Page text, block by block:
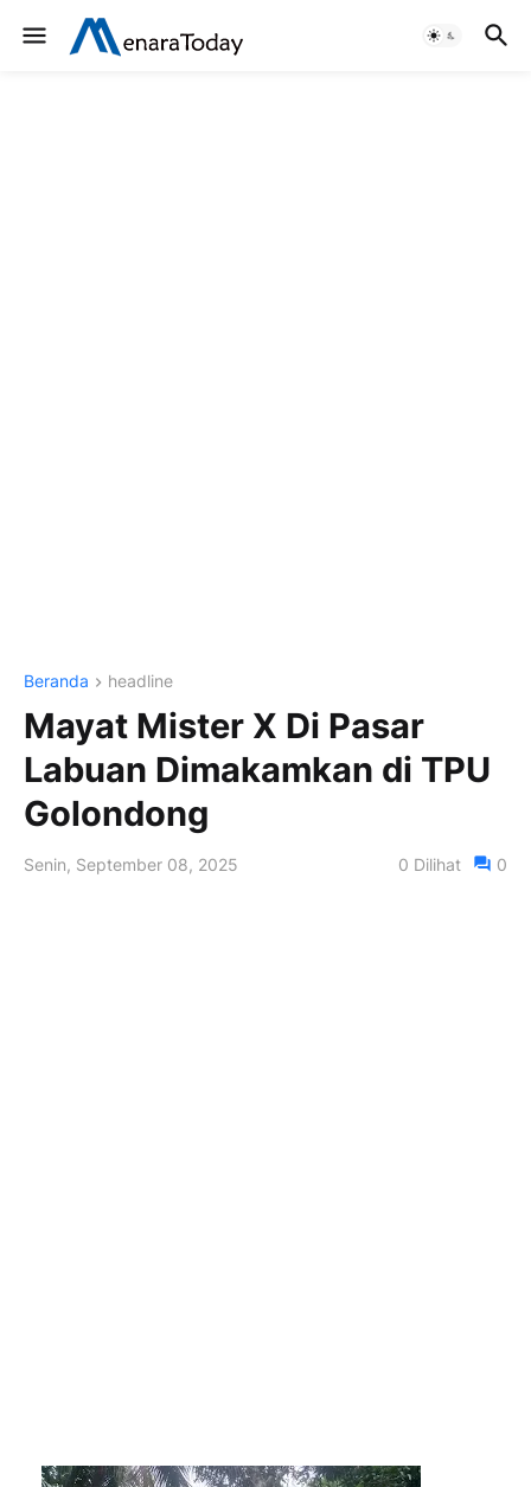
Beranda headline
Mayat Mister X Di Pasar
Labuan Dimakamkan di TPU
Golondong
Senin, September 08, 2025 0 Dilihat 0